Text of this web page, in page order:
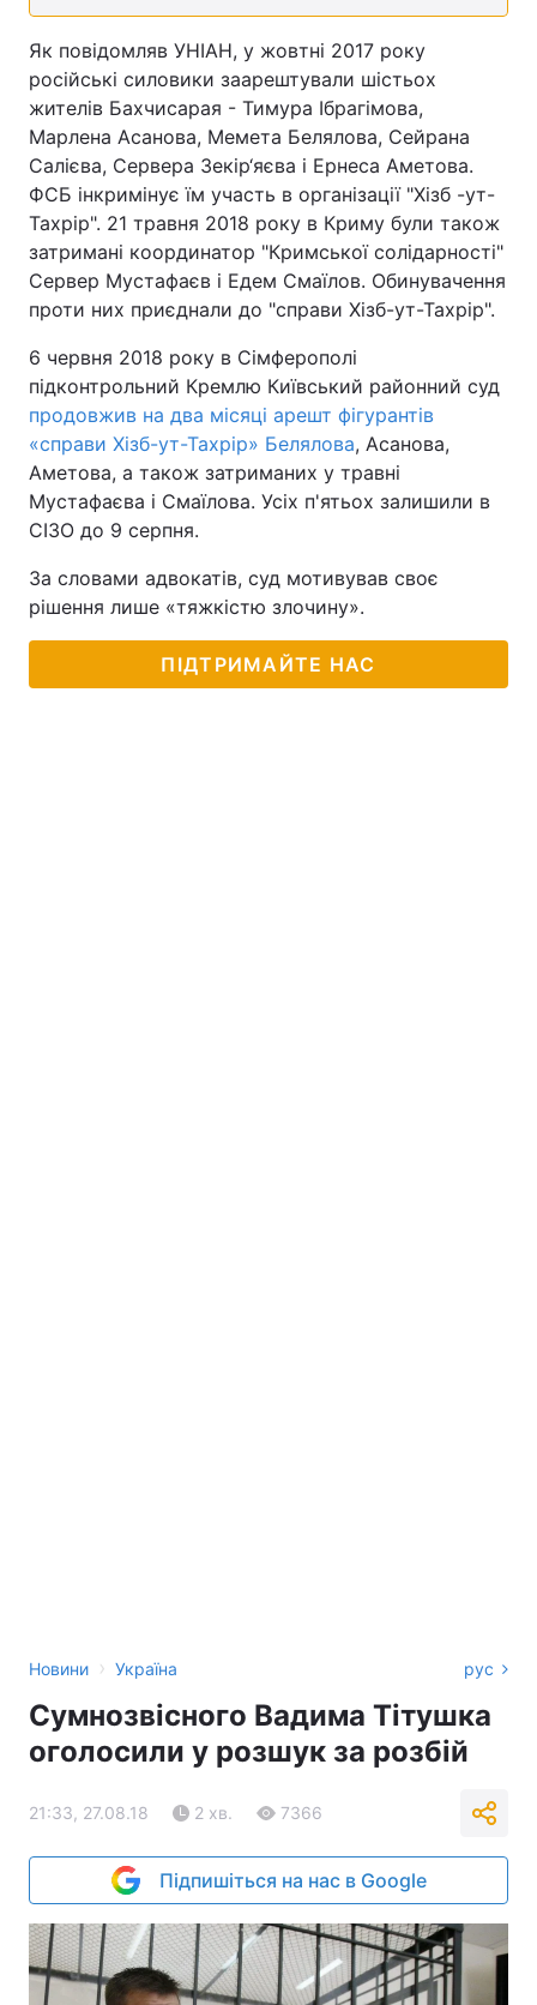
Як повідомляв УНІАН, у жовтні 2017 року
російські силовики заарештували шістьох
жителів Бахчисарая - Тимура Ібрагімова,
Марлена Асанова, Мемета Белялова, Сейрана
Салієва, Сервера Зекір‘яєва і Ернеса Аметова.
ФСБ інкримінує їм участь в організації "Хізб -ут-
Тахрір". 21 травня 2018 року в Криму були також
затримані координатор "Кримської солідарності"
Сервер Мустафаєв і Едем Смаїлов. Обинувачення
проти них приєднали до "справи Хізб-ут-Тахрір".
6 червня 2018 року в Сімферополі
підконтрольний Кремлю Київський районний суд
продовжив на два місяці арешт фігурантів
«справи Хізб-ут-Тахрір» Белялова, Асанова,
Аметова, а також затриманих у травні
Мустафаєва і Смаїлова. Усіх п'ятьох залишили в
СІЗО до 9 серпня.
За словами адвокатів, суд мотивував своє
рішення лише «тяжкістю злочину».
ПІДТРИМАЙТЕ НАС
Новини › Україна рус
Сумнозвісного Вадима Тітушка
оголосили у розшук за розбій
21:33, 27.08.18 2 хв. 7366
Підпишіться на нас в Google